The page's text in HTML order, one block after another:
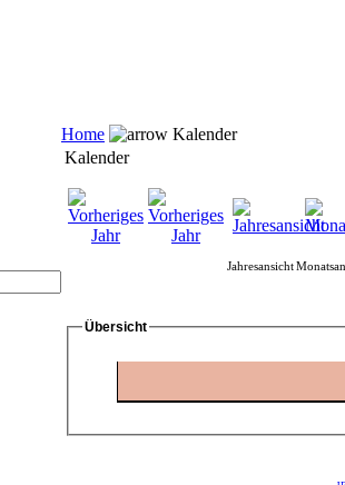
Home
Kalender
Kalender
Jahresansicht
Übersicht